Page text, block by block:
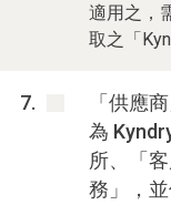
適用之，
取之「
「供應
為
所、「
務」，